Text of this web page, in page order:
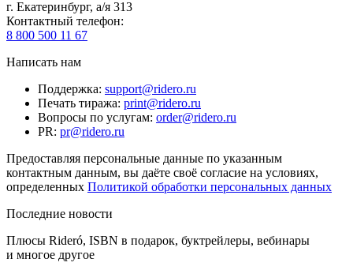
г. Екатеринбург, а/я 313
Контактный телефон:
8 800 500 11 67
Написать нам
Поддержка: support@ridero.ru
Печать тиража: print@ridero.ru
Вопросы по услугам: order@ridero.ru
PR: pr@ridero.ru
Предоставляя персональные данные по указанным
контактным данным, вы даёте своё согласие на условиях,
определенных Политикой обработки персональных данных
Последние новости
Плюсы Rideró, ISBN в подарок, буктрейлеры, вебинары
и многое другое